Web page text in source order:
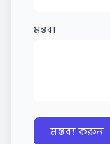
মন্তব্য
মন্তব্য করুন